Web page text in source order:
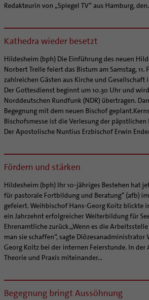
Redakteurin von „Spiegel TV“ aus Hamburg,
Kathedra wieder besetzt
Hildesheim (bph) Die Einführung des neuen
Norbert Trelle feiert das Bistum am Samstag, 11.
zahlreichen Gästen aus Kirche und
Der Gottesdienst beginnt um 10.30 Uhr und
Norddeutschen Rundfunk (NDR) übertragen.
Begegnung mit dem neuen Bischof
Bischofsmesse ist die Verlesung der
Der Apostolische Nuntius Erzbischof Erwin
Fördern und stärken
Hildesheim (bph) Ihr 10-jähriges Bestehen hat
für pastorale Fortbildung und Beratung“ (afb)
gefeiert. Weihbischof Hans-Georg Koitz blickte
ein Jahrzehnt erfolgreicher Weiterbildung für
Ehrenamtliche zurück.„Wenn es die
man sie schaffen“, sagte Diözesanadministrator
Georg Koitz bei der internen Feierstunde. In
Theorie und Praxis miteinander...
Begegnung bringt Aussöhnung